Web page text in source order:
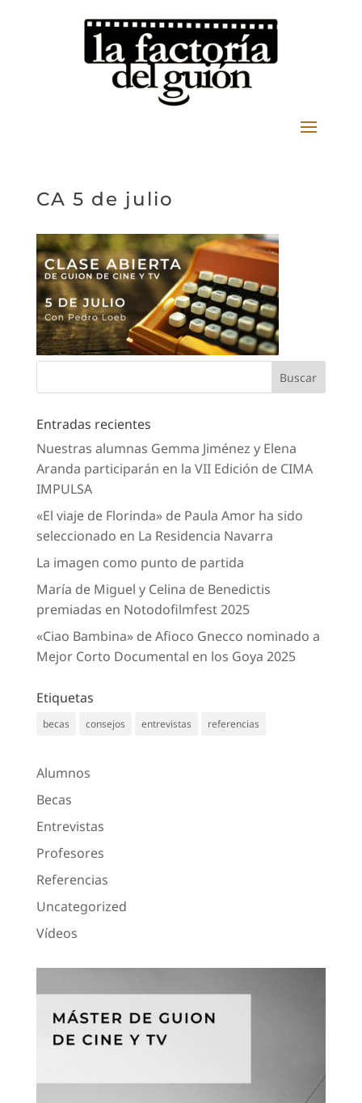
CA 5 de julio
Entradas recientes
Nuestras alumnas Gemma Jiménez y Elena
Aranda participarán en la VII Edición de CIMA
IMPULSA
«El viaje de Florinda» de Paula Amor ha sido
seleccionado en La Residencia Navarra
La imagen como punto de partida
María de Miguel y Celina de Benedictis
premiadas en Notodofilmfest 2025
«Ciao Bambina» de Afioco Gnecco nominado a
Mejor Corto Documental en los Goya 2025
Etiquetas
becas consejos entrevistas referencias
Alumnos
Becas
Entrevistas
Profesores
Referencias
Uncategorized
Vídeos